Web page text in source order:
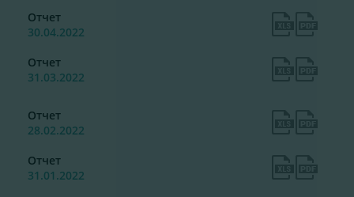
Отчет
30.04.2022
Отчет
31.03.2022
Отчет
28.02.2022
Отчет
31.01.2022